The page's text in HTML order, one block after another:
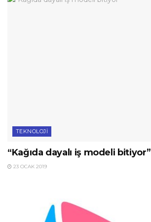
TEKNOLOJI
“Kağıda dayalı iş modeli bitiyor”
23 OCAK 2019